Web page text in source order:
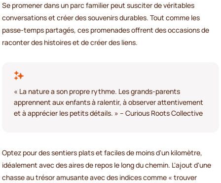
Se promener dans un parc familier peut susciter de véritables
conversations et créer des souvenirs durables. Tout comme les
passe-temps partagés, ces promenades offrent des occasions de
raconter des histoires et de créer des liens.
« La nature a son propre rythme. Les grands-parents
apprennent aux enfants à ralentir, à observer attentivement
et à apprécier les petits détails. » – Curious Roots Collective
Optez pour des sentiers plats et faciles de moins d'un kilomètre,
idéalement avec des aires de repos le long du chemin. L'ajout d'une
chasse au trésor amusante avec des indices comme « trouver